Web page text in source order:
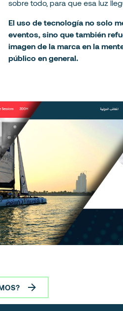
sobre todo, para que esa luz
El uso de tecnología no solo
eventos, sino que también
imagen de la marca en la
público en general.